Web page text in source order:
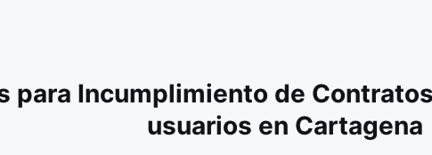
para Incumplimiento de
usuarios en Cartagena